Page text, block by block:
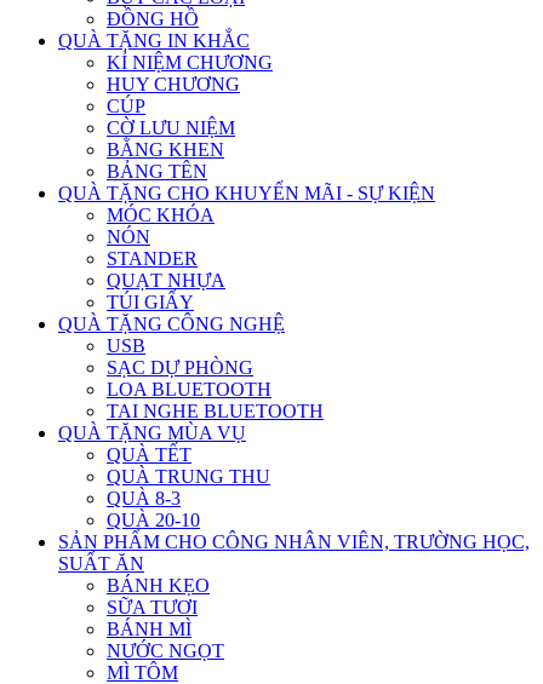
ĐỒNG HỒ
QUÀ TẶNG IN KHẮC
KỈ NIỆM CHƯƠNG
HUY CHƯƠNG
CÚP
CỜ LƯU NIỆM
BẰNG KHEN
BẢNG TÊN
QUÀ TẶNG CHO KHUYẾN MÃI - SỰ KIỆN
MÓC KHÓA
NÓN
STANDER
QUẠT NHỰA
TÚI GIẤY
QUÀ TẶNG CÔNG NGHỆ
USB
SẠC DỰ PHÒNG
LOA BLUETOOTH
TAI NGHE BLUETOOTH
QUÀ TẶNG MÙA VỤ
QUÀ TẾT
QUÀ TRUNG THU
QUÀ 8-3
QUÀ 20-10
SẢN PHẨM CHO CÔNG NHÂN VIÊN, TRƯỜNG HỌC,
SUẤT ĂN
BÁNH KẸO
SỮA TƯƠI
BÁNH MÌ
NƯỚC NGỌT
MÌ TÔM